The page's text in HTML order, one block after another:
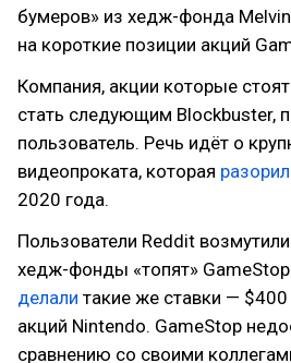
бумеров» из хедж-фонда
на короткие позиции акций
Компания, акции которые
стать следующим Blockbuster,
пользователь. Речь идёт о
видеопроката, которая
2020 года.
Пользователи Reddit
хедж-фонды «топят»
делали такие же ставки —
акций Nintendo. GameStop
сравнению со своими